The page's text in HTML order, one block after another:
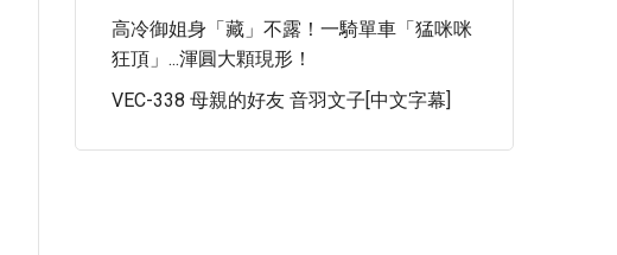
高冷御姐身「藏」不露！一騎單車「猛咪咪
狂頂」...渾圓大顆現形！
VEC-338 母親的好友 音羽文子[中文字幕]